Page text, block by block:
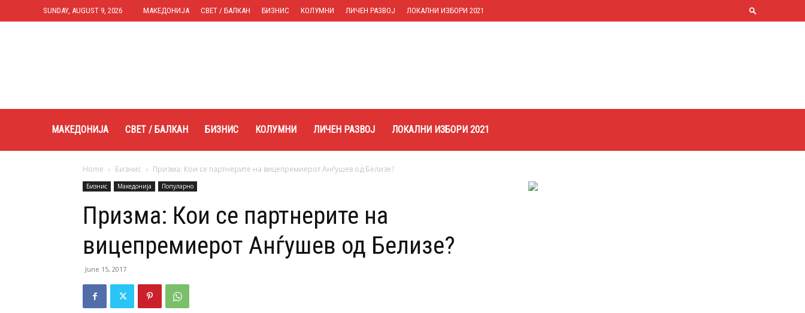
SUNDAY, AUGUST 9, 2026 МАКЕДОНИЈА СВЕТ / БАЛКАН БИЗНИС КОЛУМНИ ЛИЧЕН РАЗВОЈ ЛОКАЛНИ ИЗБОРИ 2021
МАКЕДОНИЈА СВЕТ / БАЛКАН БИЗНИС КОЛУМНИ ЛИЧЕН РАЗВОЈ ЛОКАЛНИ ИЗБОРИ 2021
Home Бизнис Призма: Кои се партнерите на вицепремиерот Анѓушев од Белизе?
Бизнис Македонија Популарно
Призма: Кои се партнерите на
вицепремиерот Анѓушев од Белизе?
June 15, 2017